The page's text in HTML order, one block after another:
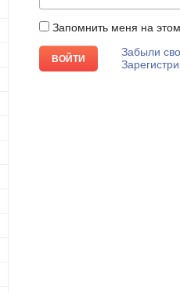
Запомнить меня на
Забыли